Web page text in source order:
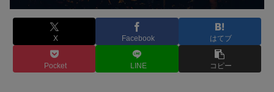
X Facebook はてブ
Pocket LINE コピー